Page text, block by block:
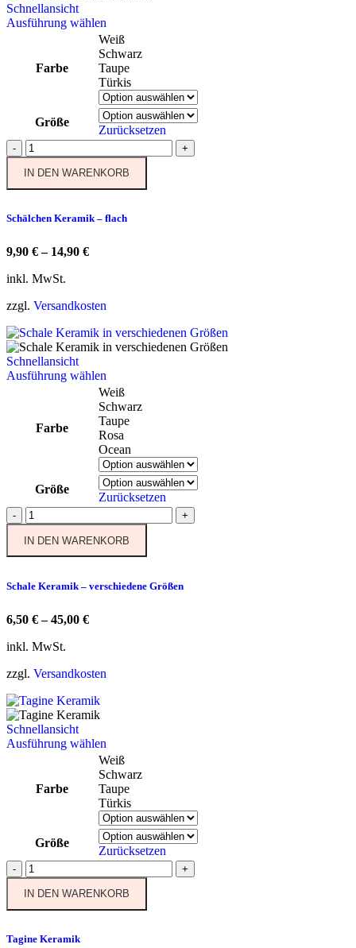
Schnellansicht
Ausführung wählen
Produkt
weist
mehrere
Varianten
auf.
Die
Optionen
können
Produktseite
gewählt
Farbe
Weiß
Schwarz
Taupe
Türkis
Größe
Zurücksetzen
-
Schälchen
Keramik
-
flach
+
IN DEN WARENKORB
Schälchen Keramik – flach
9,90 €– 14,90 €
inkl. MwSt.
zzgl. Versandkosten
Schnellansicht
Ausführung wählen
Produkt
weist
mehrere
Varianten
auf.
Die
Optionen
können
auf
gewählt
werden
Farbe
Weiß
Schwarz
Taupe
Rosa
Ocean
Größe
Zurücksetzen
-
Schale
Keramik
-
verschiedene
Menge
+
IN DEN WARENKORB
Schale Keramik – verschiedene Größen
6,50 €–45,00 €
inkl. MwSt.
zzgl. Versandkosten
Schnellansicht
Ausführung wählen
Produkt
weist
mehrere
Varianten
auf.
Die
Optionen
können
Produktseite
gewählt
Farbe
Weiß
Schwarz
Taupe
Türkis
Größe
Zurücksetzen
-
Tagine
Keramik
Menge
+
IN DEN WARENKORB
Tagine Keramik